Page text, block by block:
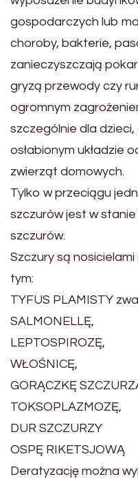
gospodarczych lub
choroby, bakterie,
zanieczyszczają
gryzą przewody czy
ogromnym
szczególnie dla
osłabionym układzie
zwierząt domowych.
Tylko w przeciągu
szczurów jest w
szczurów.
Szczury są
tym:
TYFUS PLAMISTY
SALMONELLĘ,
LEPTOSPIROZĘ,
WŁOŚNICĘ,
GORĄCZKĘ
TOKSOPLAZMOZĘ,
DUR SZCZURZY
OSPĘ RIKETSJOWĄ
Deratyzację można